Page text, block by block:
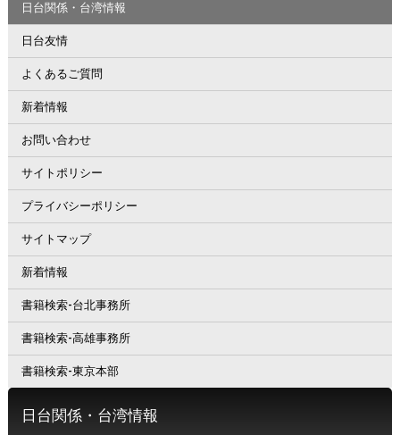
日台関係・台湾情報
日台友情
よくあるご質問
新着情報
お問い合わせ
サイトポリシー
プライバシーポリシー
サイトマップ
新着情報
書籍検索-台北事務所
書籍検索-高雄事務所
書籍検索-東京本部
日台関係・台湾情報